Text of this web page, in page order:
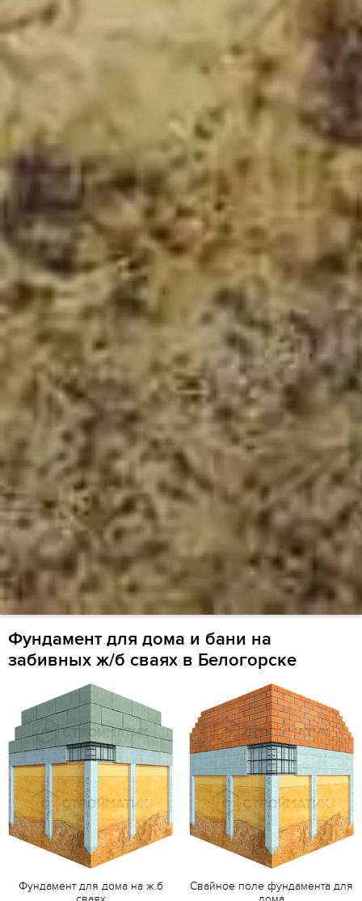
Фундамент для дома и бани на
забивных ж/б сваях в Белогорске
Фундамент для дома на ж.б
Свайное поле фундамента для